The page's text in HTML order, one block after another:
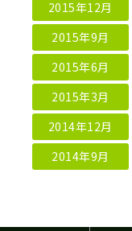
2015年12月
2015年9月
2015年6月
2015年3月
2014年12月
2014年9月